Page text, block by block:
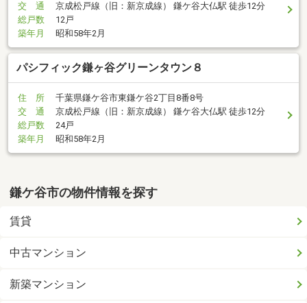
交 通
京成松戸線（旧：新京成線） 鎌ケ谷大仏駅 徒歩12分
総戸数
12戸
築年月
昭和58年2月
パシフィック鎌ヶ谷グリーンタウン８
住 所
千葉県鎌ケ谷市東鎌ケ谷2丁目8番8号
交 通
京成松戸線（旧：新京成線） 鎌ケ谷大仏駅 徒歩12分
総戸数
24戸
築年月
昭和58年2月
鎌ケ谷市の物件情報を探す
賃貸
中古マンション
新築マンション